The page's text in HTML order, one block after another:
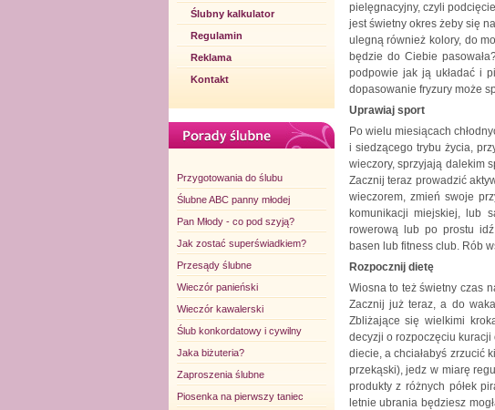
Ślubny kalkulator
Regulamin
Reklama
Kontakt
Przygotowania do ślubu
Ślubne ABC panny młodej
Pan Młody - co pod szyją?
Jak zostać superświadkiem?
Przesądy ślubne
Wieczór panieński
Wieczór kawalerski
Ślub konkordatowy i cywilny
Jaka biżuteria?
Zaproszenia ślubne
Piosenka na pierwszy taniec
pielęgnacyjny, czyli
jest świetny okres żeby się
ulegną również kolory, do
będzie do Ciebie
podpowie jak ją układać i
dopasowanie fryzury może
Uprawiaj sport
Po wielu miesiącach
i siedzącego trybu życia,
wieczory, sprzyjają dalekim
Zacznij teraz prowadzić
wieczorem, zmień swoje
komunikacji miejskiej, lub
rowerową lub po prostu
basen lub fitness club. Rób
Rozpocznij dietę
Wiosna to też świetny czas
Zacznij już teraz, a do
Zbliżające się wielkimi
decyzji o rozpoczęciu
diecie, a chciałabyś zrzucić
przekąski), jedz w miarę
produkty z różnych półek
letnie ubrania będziesz